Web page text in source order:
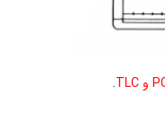
TLC
.